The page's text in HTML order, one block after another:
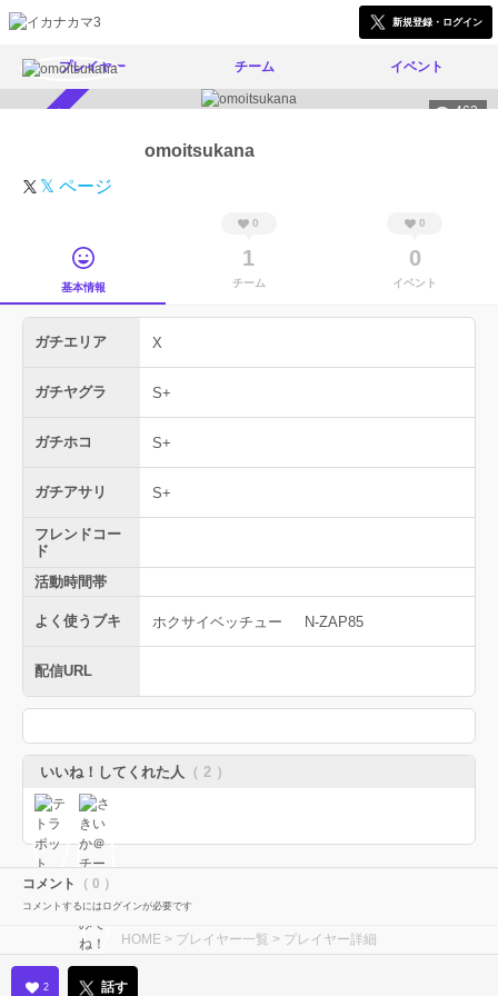
新規登録・ログイン
プレイヤー チーム イベント
462
omoitsukana
𝕏 ページ
基本情報
0
1
チーム
0
0
イベント
ガチエリア X
ガチヤグラ S+
ガチホコ S+
ガチアサリ S+
フレンドコー
ド
活動時間帯
よく使うブキ ホクサイベッチュー N-ZAP85
配信URL
いいね！してくれた人 （ 2 ）
コメント （ 0 ）
コメントするにはログインが必要です
HOME > プレイヤー一覧 > プレイヤー詳細
2 話す